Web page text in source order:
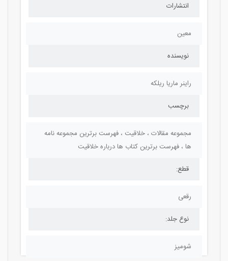
انتشارات
معین
نویسنده
راینر ماریا ریلکه
برچسب
مجموعه مقالات ، خلاقیت ، فهرست برترین مجموعه نامه
ها ، فهرست برترین کتاب ها درباره خلاقیت
قطع:
رقعی
نوع جلد:
شومیز